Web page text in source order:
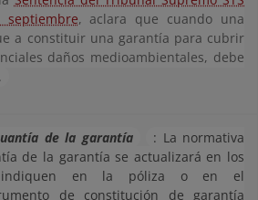
, aclara que cuando una
a constituir una garantía para cubrir
daños medioambientales, debe
de la garantía
: La normativa
de la garantía se actualizará en los
en la póliza o en el
de constitución de garantía